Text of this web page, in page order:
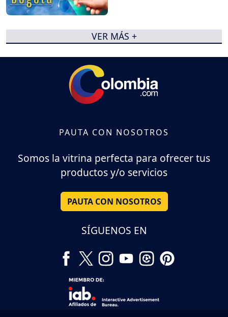
VER MÁS +
PAUTA CON NOSOTROS
Somos la vitrina perfecta para ofrecer tus
productos y/o servicios
PAUTA CON NOSOTROS
SÍGUENOS EN